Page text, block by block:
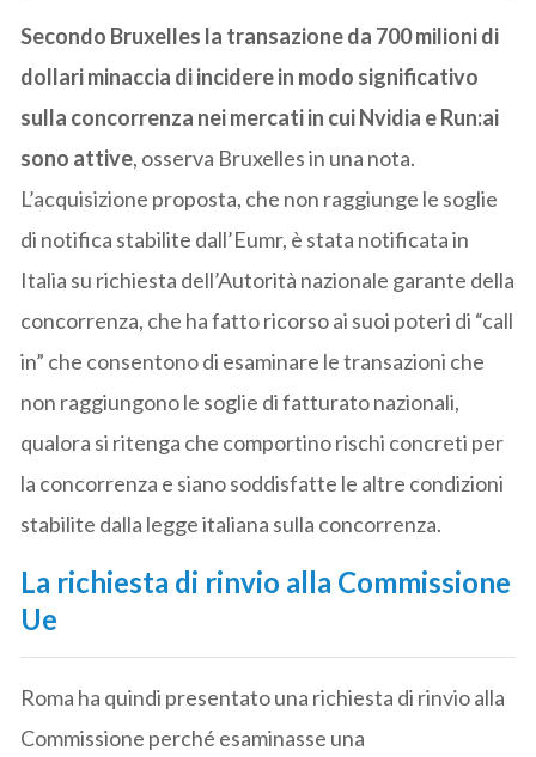
Secondo Bruxelles la transazione da 700 milioni di
dollari minaccia di incidere in modo significativo
sulla concorrenza nei mercati in cui Nvidia e Run:ai
sono attive, osserva Bruxelles in una nota.
L’acquisizione proposta, che non raggiunge le soglie
di notifica stabilite dall’Eumr, è stata notificata in
Italia su richiesta dell’Autorità nazionale garante della
concorrenza, che ha fatto ricorso ai suoi poteri di “call
in” che consentono di esaminare le transazioni che
non raggiungono le soglie di fatturato nazionali,
qualora si ritenga che comportino rischi concreti per
la concorrenza e siano soddisfatte le altre condizioni
stabilite dalla legge italiana sulla concorrenza.
La richiesta di rinvio alla Commissione
Ue
Roma ha quindi presentato una richiesta di rinvio alla
Commissione perché esaminasse una